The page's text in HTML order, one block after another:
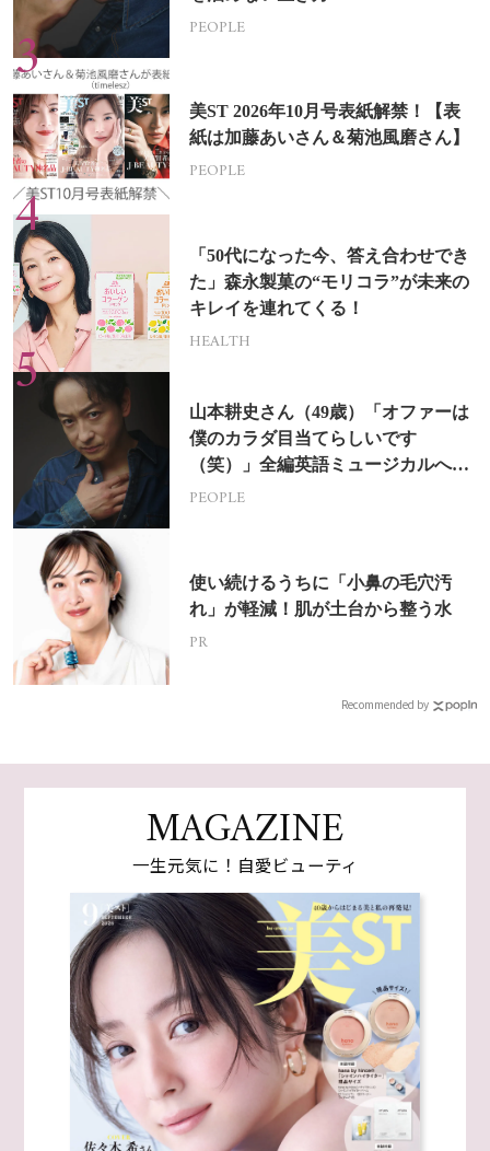
PEOPLE
美ST 2026年10月号表紙解禁！【表
紙は加藤あいさん＆菊池風磨さん】
PEOPLE
「50代になった今、答え合わせでき
た」森永製菓の“モリコラ”が未来の
キレイを連れてくる！
HEALTH
山本耕史さん（49歳）「オファーは
僕のカラダ目当てらしいです
（笑）」全編英語ミュージカルへの
挑戦
PEOPLE
使い続けるうちに「小鼻の毛穴汚
れ」が軽減！肌が土台から整う水
PR
Recommended by
MAGAZINE
一生元気に！自愛ビューティ